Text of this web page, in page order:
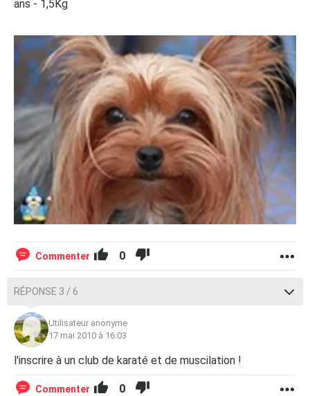
ans - 1,5Kg
Commenter 0
RÉPONSE 3 / 6
Utilisateur anonyme
17 mai 2010 à 16:03
l'inscrire à un club de karaté et de muscilation !
Commenter 0